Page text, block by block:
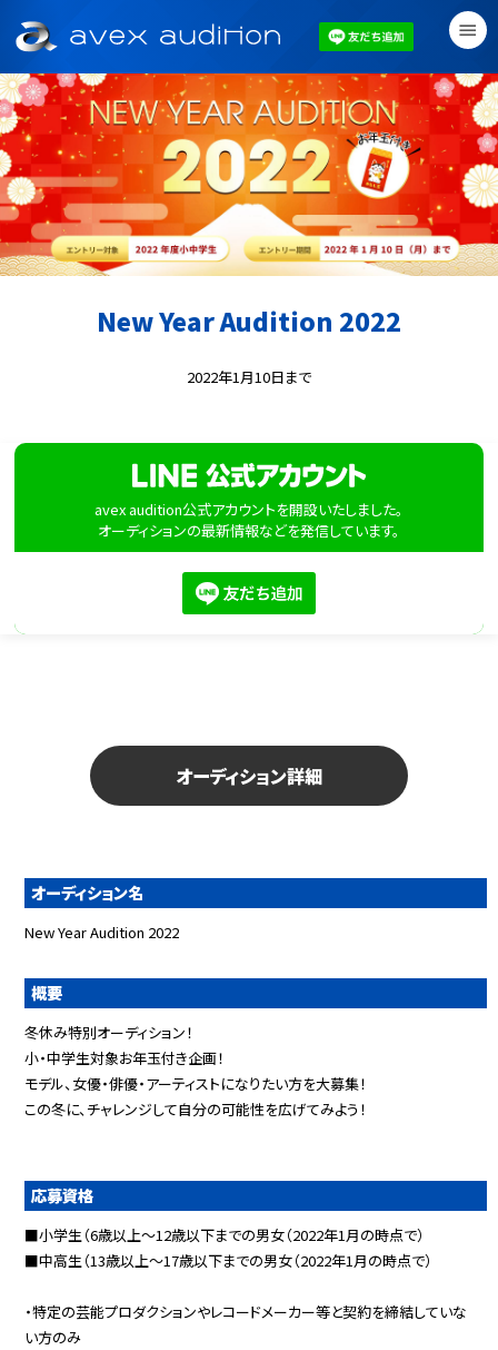
menu
New Year Audition 2022
2022年1月10日まで
avex audition公式アカウントを開設いたしました。
オーディションの最新情報などを発信しています。
オーディション詳細
オーディション名
New Year Audition 2022
概要
冬休み特別オーディション！
小・中学生対象お年玉付き企画！
モデル、女優・俳優・アーティストになりたい方を大募集！
この冬に、チャレンジして自分の可能性を広げてみよう！
応募資格
■小学生（6歳以上～12歳以下までの男女（2022年1月の時点で）
■中高生（13歳以上～17歳以下までの男女（2022年1月の時点で）
・特定の芸能プロダクションやレコードメーカー等と契約を締結していな
い方のみ